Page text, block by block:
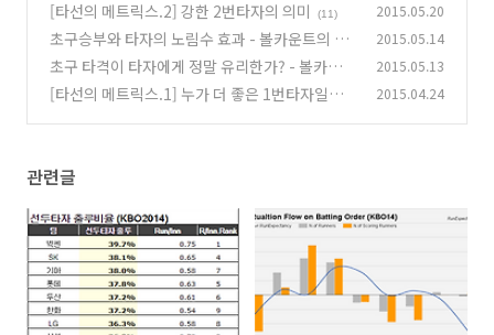
[타선의 메트릭스.2] 강한 2번타자의 의미 (11) 2015.05.20
초구승부와 타자의 노림수 효과 - 볼카운트의 이
해(2/3) (8)
2015.05.14
초구 타격이 타자에게 정말 유리한가? - 볼카운트
의 이해(1/3)
(8)
2015.05.13
[타선의 메트릭스.1] 누가 더 좋은 1번타자일까? 2015.04.24
관련글